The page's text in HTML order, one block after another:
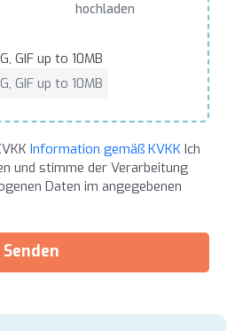
hochladen
GIF up to 10MB
GIF up to 10MB
Information gemäß KVKK Ich
und stimme der Verarbeitung
Daten im angegebenen
Senden